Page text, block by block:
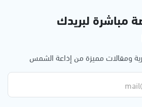
مباشرة لبريدك
ومقالات مميزة من إذاعة الشمس